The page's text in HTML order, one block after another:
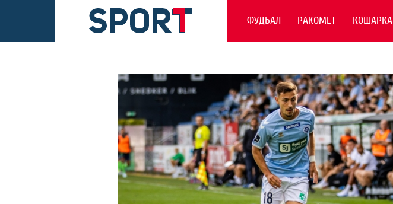
ФУДБАЛ РАКОМЕТ КОШАРКА